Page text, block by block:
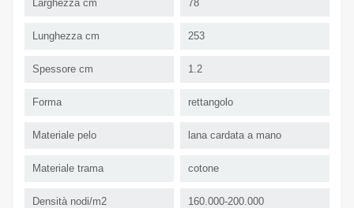
Larghezza cm 78
Lunghezza cm 253
Spessore cm 1.2
Forma rettangolo
Materiale pelo lana cardata a mano
Materiale trama cotone
Densità nodi/m2 160.000-200.000